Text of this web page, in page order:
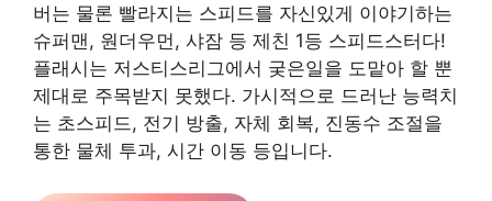
버는 물론 빨라지는 스피드를 자신있게 이야기하는
슈퍼맨, 원더우먼, 샤잠 등 제친 1등 스피드스터다!
플래시는 저스티스리그에서 궂은일을 도맡아 할 뿐
제대로 주목받지 못했다. 가시적으로 드러난 능력치
는 초스피드, 전기 방출, 자체 회복, 진동수 조절을
통한 물체 투과, 시간 이동 등입니다.